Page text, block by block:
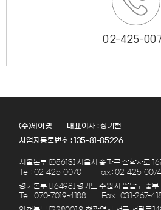
02-425-
(주)제이넷
대표이사 : 장기헌
사업자등록번호 : 135-81-85226
서울본부 [05613] 서울시 송파구 삼학사로
Tel : 02-425-0070
Fax : 02-425-0074
경기본부 [16498] 경기도 수원시 팔달구 중
Tel : 070-7019-4188
Fax : 031-267-